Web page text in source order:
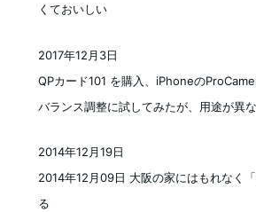
くておいしい
QPカード101 を購入、iPhoneの
バランス調整に試してみたが、用途が異
投稿日
2017年12月3日
2014年12月09日 大阪の家にはもれなく
る
2014年12月19日